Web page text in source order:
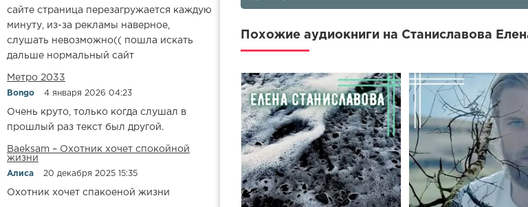
сайте страница перезагружается каждую
минуту, из-за рекламы наверное,
слушать невозможно(( пошла искать
дальше нормальный сайт
Метро 2033
Bongo 4 января 2026 04:23
Очень круто, только когда слушал в
прошлый раз текст был другой.
Baeksam – Охотник хочет спокойной
жизни
Алиса 20 декабря 2025 15:35
Охотник хочет спакоеной жизни
Похожие аудиокниги на Станиславова